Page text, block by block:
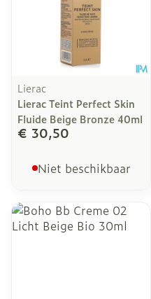
Lierac
Lierac Teint Perfect Skin
Fluide Beige Bronze 40ml
€ 30,50
Niet beschikbaar